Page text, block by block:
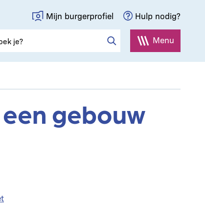
Mijn burgerprofiel Hulp nodig?
Menu
gebouw